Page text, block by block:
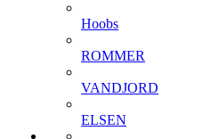
Hoobs
ROMMER
VANDJORD
ELSEN